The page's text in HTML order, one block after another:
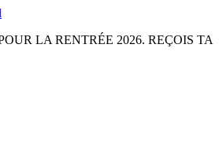
LA RENTRÉE 2026. REÇOIS TA